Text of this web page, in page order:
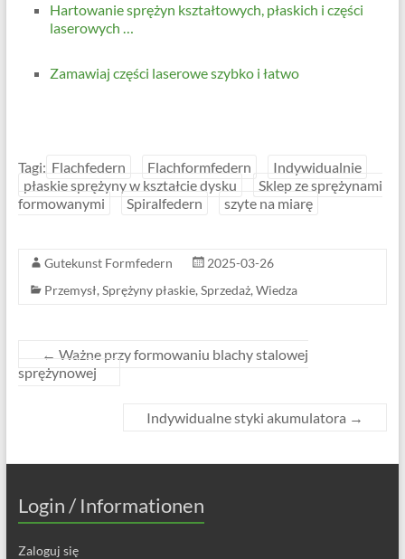
Hartowanie sprężyn kształtowych, płaskich i części
laserowych …
Zamawiaj części laserowe szybko i łatwo
Tagi: Flachfedern Flachformfedern
Indywidualnie
płaskie sprężyny w kształcie dysku
Sklep ze sprężynami
formowanymi
Spiralfedern szyte na miarę
Gutekunst Formfedern
2025-03-26
Przemysł, Sprężyny płaskie, Sprzedaż, Wiedza
← Ważne przy formowaniu blachy stalowej
sprężynowej
Indywidualne styki akumulatora →
Login / Informationen
Zaloguj się